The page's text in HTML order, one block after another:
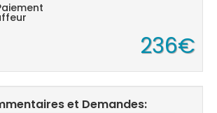
236€
et Demandes: